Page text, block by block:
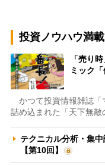
投資ノウハウ満
「売り
ミック
かつて投資情報雑誌「
詰め込まれた「天下無敵
テクニカル分析・集
【第10回】